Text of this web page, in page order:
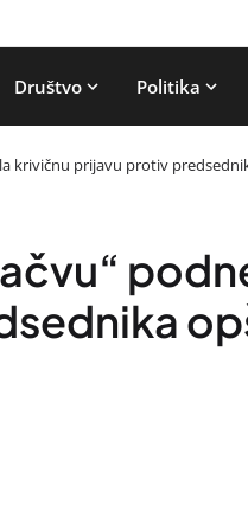
Društvo Politika
krivičnu prijavu protiv